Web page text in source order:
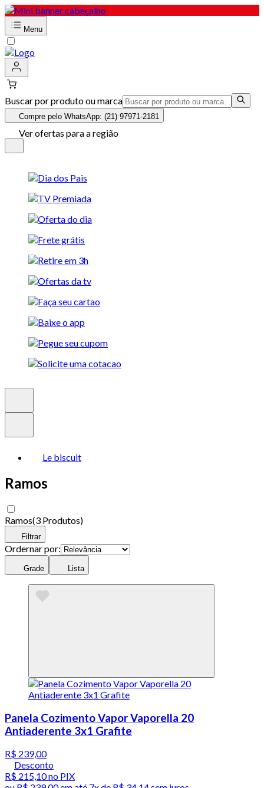
Menu
Buscar por produto ou marca
Compre pelo WhatsApp: (21) 97971-2181
Ver ofertas para a região
Le biscuit
Ramos
Ramos(3 Produtos)
Filtrar
Ordernar por:
Grade Lista
Panela Cozimento Vapor Vaporella 20
Antiaderente 3x1 Grafite
R$ 239,00
Desconto
R$ 215,10no PIX